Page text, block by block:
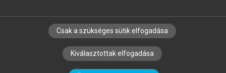
SZERZŐKNEK CÉGEKNEK KÖNYVTÁROSOKNAK
SZERKESZTÉSI ÉS LEKTORÁLÁSI ALAPELVEK
Csak a szükséges sütik elfogadása
Kiválasztottak elfogadása